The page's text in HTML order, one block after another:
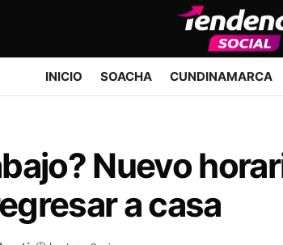
INICIO SOACHA CUNDINAMARCA
Nuevo
a casa